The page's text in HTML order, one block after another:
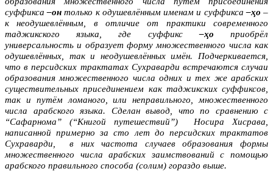
суффикса–онтолько к одушевлённым именам и суффикса–ҳо–
к неодушевлённым, в отличие от практики современного
таджикского языка, где суффикс–ҳоприобрёл
универсальность и образует форму множественного числа как
одушевлённых, так и неодушевлённых имён. Подчеркивается,
что в персидских трактатах Сухраварди встречаются случаи
образования множественного числа одних и тех же арабских
существительных присединением как таджикских суффиксов,
так и путём ломаного, или неправильного, множественного
числа арабского языка. Сделан вывод, что по сравнению с
“Сафарнома” (“Книгой путешествий”)
Носира Хисрава,
написанной примерно за сто лет до персидских трактатов
Сухраварди,
в них частота случаев образования формы
множественного числа арабских заимствований с помощью
арабского правильного способа (солим) гораздо выше.